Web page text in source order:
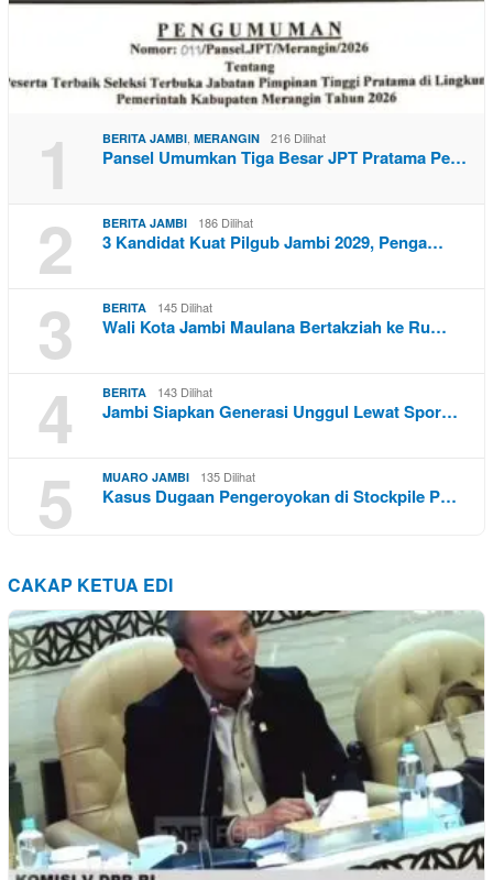
1 BERITA JAMBI MERANGIN 216 Dilihat
Pansel Umumkan Tiga Besar JPT Pratama Pe…
2 BERITA JAMBI 186 Dilihat
3 Kandidat Kuat Pilgub Jambi 2029, Penga…
3 BERITA 145 Dilihat
Wali Kota Jambi Maulana Bertakziah ke Ru…
4 BERITA 143 Dilihat
Jambi Siapkan Generasi Unggul Lewat Spor…
5 MUARO JAMBI 135 Dilihat
Kasus Dugaan Pengeroyokan di Stockpile P…
CAKAP KETUA EDI